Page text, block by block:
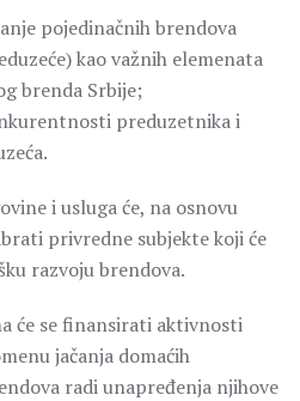
pojedinačnih brendova
kao važnih elemenata
brenda Srbije;
preduzetnika i
i usluga će, na osnovu
privredne subjekte koji će
razvoju brendova.
će se finansirati aktivnosti
jačanja domaćih
radi unapređenja njihove